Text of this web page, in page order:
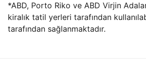
*ABD, Porto Riko ve ABD Virjin
kiralık tatil yerleri tarafından
tarafından sağlanmaktadır.